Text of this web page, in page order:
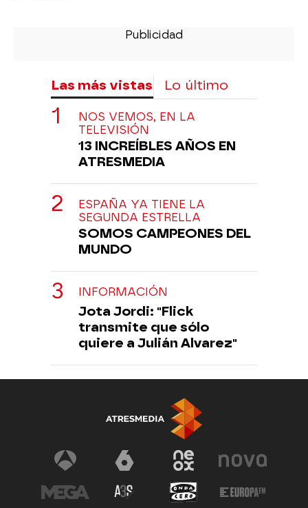
Las más vistas Lo último
NOS VEMOS, EN LA
TELEVISIÓN
13 INCREÍBLES AÑOS EN
ATRESMEDIA
ESPAÑA YA TIENE LA
SEGUNDA ESTRELLA
SOMOS CAMPEONES DEL
MUNDO
INFORMACIÓN
Jota Jordi: "Flick
transmite que sólo
quiere a Julián Alvarez"